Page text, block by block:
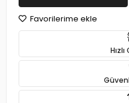
Favorilerime ekle